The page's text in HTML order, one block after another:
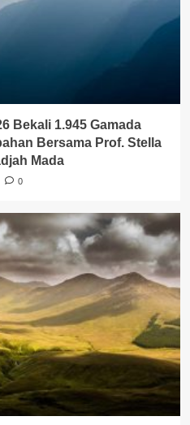
Bekali 1.945 Gamada
Bersama Prof. Stella
Mada
0